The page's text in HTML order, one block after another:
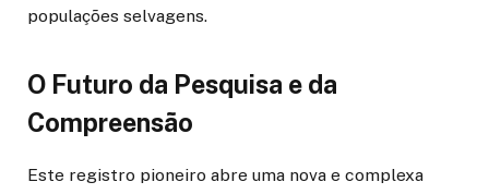
populações selvagens.
O Futuro da Pesquisa e da
Compreensão
Este registro pioneiro abre uma nova e complexa